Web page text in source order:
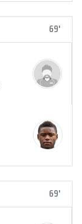
69'
69'